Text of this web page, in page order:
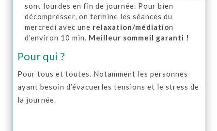
sont lourdes en fin de journée. Pour bien
décompresser, on termine les séances du
mercredi avec une relaxation/médiation
d’environ 10 min. Meilleur sommeil garanti !
Pour qui ?
Pour tous et toutes. Notamment les personnes
ayant besoin d’évacuerles tensions et le stress de
la journée.